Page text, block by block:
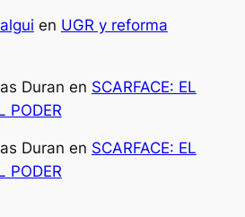
en UGR y reforma
Duran en SCARFACE: EL
PODER
Duran en SCARFACE: EL
PODER